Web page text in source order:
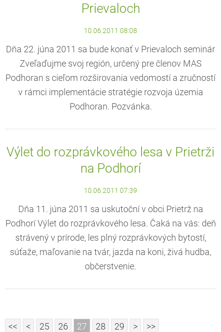
Prievaloch
10.06.2011 08:08
Dňa 22. júna 2011 sa bude konať v Prievaloch seminár
Zveľaďujme svoj región, určený pre členov MAS
Podhoran s cieľom rozširovania vedomostí a zručností
v rámci implementácie stratégie rozvoja územia
Podhoran. Pozvánka.
Výlet do rozprávkového lesa v Prietrži
na Podhorí
10.06.2011 07:39
Dňa 11. júna 2011 sa uskutoční v obci Prietrž na
Podhorí Výlet do rozprávkového lesa. Čaká na vás: deň
strávený v prírode, les plný rozprávkových bytostí,
súťaže, maľovanie na tvár, jazda na koni, živá hudba,
občerstvenie.
<< < 25 26 27 28 29 > >>